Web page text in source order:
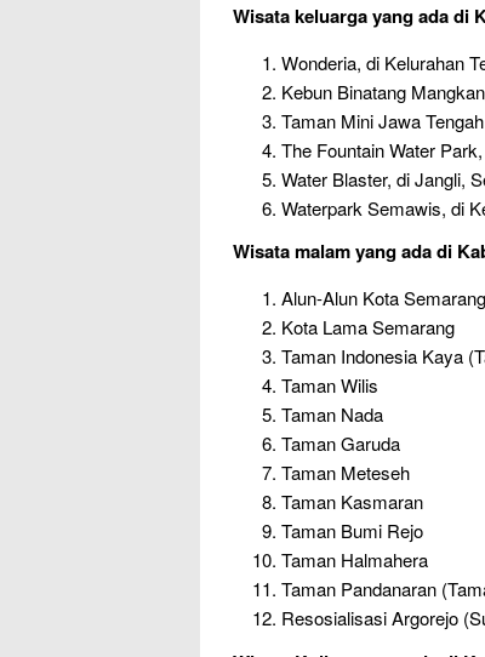
Wisata keluargayang ada di
Wonderia, di Kelurahan
Kebun Binatang
Taman Mini Jawa
The Fountain Water
Water Blaster, di Jangli,
Waterpark Semawis, di
Wisata malamyang ada di
Alun-Alun Kota
Kota Lama Semarang
Taman Indonesia Kaya
Taman Wilis
Taman Nada
Taman Garuda
Taman Meteseh
Taman Kasmaran
Taman Bumi Rejo
Taman Halmahera
Taman Pandanaran
Resosialisasi Argorejo